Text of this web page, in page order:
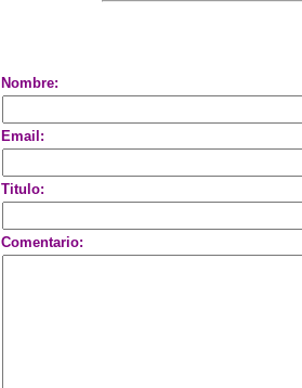
Nombre:
Email:
Titulo:
Comentario: